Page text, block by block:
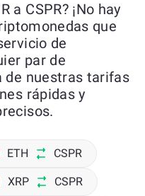
a CSPR? ¡No hay
que
de
par de
de nuestras tarifas
rápidas y
ETH CSPR
XRP CSPR